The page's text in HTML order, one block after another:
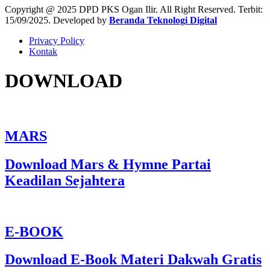
Copyright @ 2025 DPD PKS Ogan Ilir. All Right Reserved. Terbit:
15/09/2025. Developed by Beranda Teknologi Digital
Privacy Policy
Kontak
DOWNLOAD
MARS
Download Mars & Hymne Partai
Keadilan Sejahtera
E-BOOK
Download E-Book Materi Dakwah Gratis